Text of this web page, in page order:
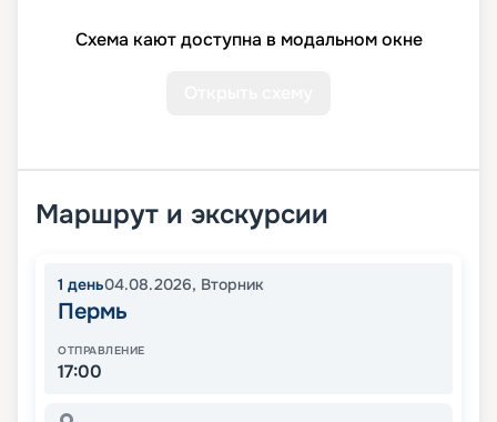
Схема кают доступна в модальном окне
Маршрут и экскурсии
1 день04.08.2026, Вторник
Пермь
ОТПРАВЛЕНИЕ
17:00